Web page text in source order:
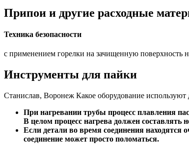
Припои и другие расходные
Техника безопасности
с применением горелки на зачищенную поверхность
Инструменты для пайки
Станислав, Воронеж Какое оборудование используют
При нагревании трубы процесс плавления
В целом процесс нагрева должен составлять
Если детали во время соединения находятся
соединение может просто поломаться.